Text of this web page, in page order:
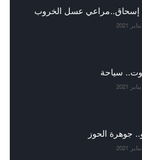
إسحاق..مراعي عسل الخروب
سياحة
جوهرة الحوز